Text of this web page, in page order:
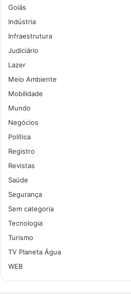
Goiás
Indústria
Infraestrutura
Judiciário
Lazer
Meio Ambiente
Mobilidade
Mundo
Negócios
Política
Registro
Revistas
Saúde
Segurança
Sem categoria
Tecnologia
Turismo
TV Planeta Água
WEB